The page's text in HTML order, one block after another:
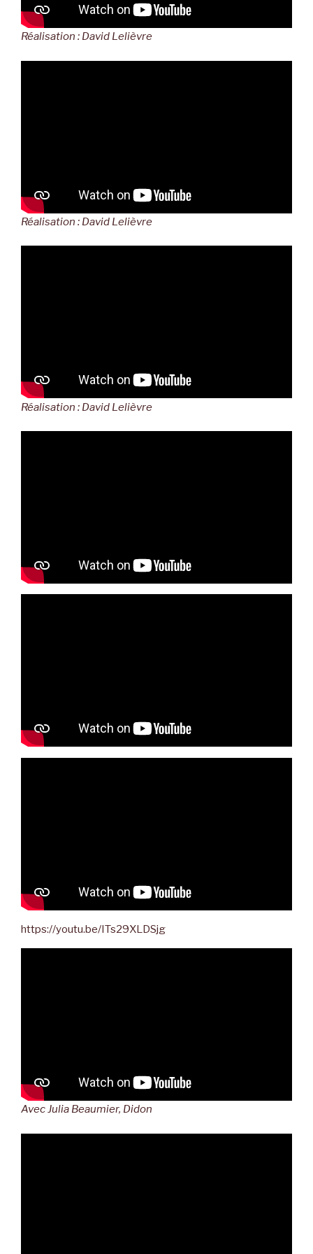
Réalisation : David Lelièvre
Réalisation : David Lelièvre
Réalisation : David Lelièvre
https://youtu.be/ITs29XLDSjg
Avec Julia Beaumier, Didon